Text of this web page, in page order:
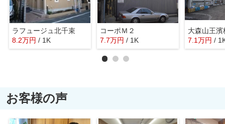
ラフュージュ北千束
8.2万円 / 1K
コーポＭ２
7.7万円 / 1K
大森山王濱
7.1万円 /
お客様の声